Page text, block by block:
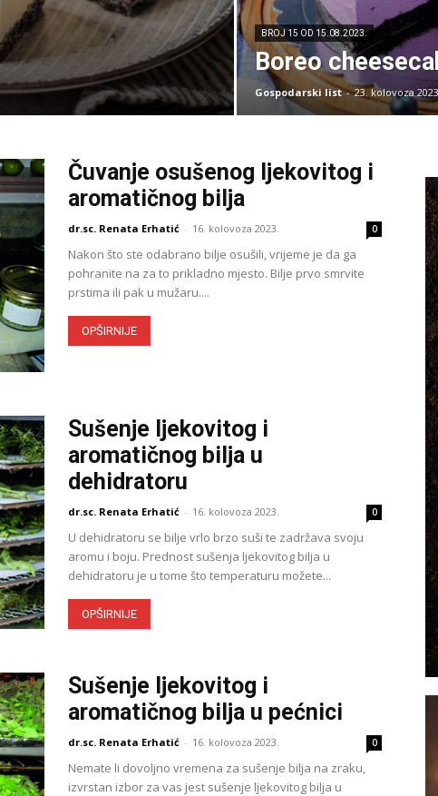
BROJ 15 OD 15.08.2023.
Boreo
Gospodarski list - 23. kolovoza
Čuvanje osušenog ljekovitog i
aromatičnog bilja
dr.sc. Renata Erhatić - 16. kolovoza 2023. 0
Nakon što ste odabrano bilje osušili, vrijeme je da ga
pohranite na za to prikladno mjesto. Bilje prvo smrvite
prstima ili pak u mužaru....
OPŠIRNIJE
Sušenje ljekovitog i
aromatičnog bilja u
dehidratoru
dr.sc. Renata Erhatić - 16. kolovoza 2023. 0
U dehidratoru se bilje vrlo brzo suši te zadržava svoju
aromu i boju. Prednost sušenja ljekovitog bilja u
dehidratoru je u tome što temperaturu možete...
OPŠIRNIJE
Sušenje ljekovitog i
aromatičnog bilja u pećnici
dr.sc. Renata Erhatić - 16. kolovoza 2023. 0
Nemate li dovoljno vremena za sušenje bilja na zraku,
izvrstan izbor za vas jest sušenje ljekovitog bilja u